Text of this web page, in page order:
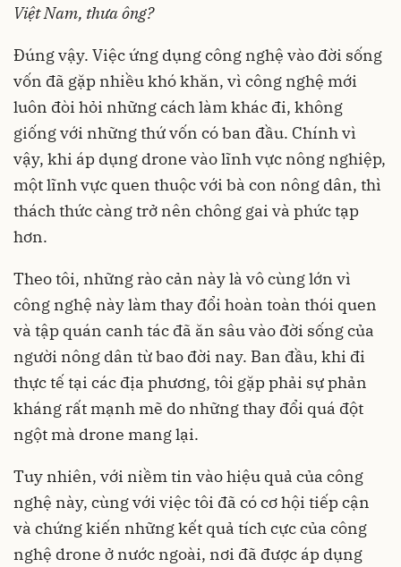
Việt Nam, thưa ông?
Đúng vậy. Việc ứng dụng công nghệ vào đời sống
vốn đã gặp nhiều khó khăn, vì công nghệ mới
luôn đòi hỏi những cách làm khác đi, không
giống với những thứ vốn có ban đầu. Chính vì
vậy, khi áp dụng drone vào lĩnh vực nông nghiệp,
một lĩnh vực quen thuộc với bà con nông dân, thì
thách thức càng trở nên chông gai và phức tạp
hơn.
Theo tôi, những rào cản này là vô cùng lớn vì
công nghệ này làm thay đổi hoàn toàn thói quen
và tập quán canh tác đã ăn sâu vào đời sống của
người nông dân từ bao đời nay. Ban đầu, khi đi
thực tế tại các địa phương, tôi gặp phải sự phản
kháng rất mạnh mẽ do những thay đổi quá đột
ngột mà drone mang lại.
Tuy nhiên, với niềm tin vào hiệu quả của công
nghệ này, cùng với việc tôi đã có cơ hội tiếp cận
và chứng kiến những kết quả tích cực của công
nghệ drone ở nước ngoài, nơi đã được áp dụng